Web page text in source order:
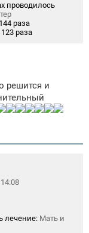
проводилось
144 раза
123 раза
решится и
лечение: Мать и